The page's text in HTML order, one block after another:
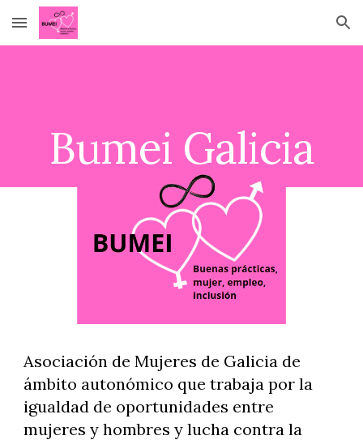
Skip to main content Skip to navigation
Bumei Galicia
Asociación de Mujeres de Galicia de
ámbito autonómico que trabaja por la
igualdad de oportunidades entre
mujeres y hombres y lucha contra la